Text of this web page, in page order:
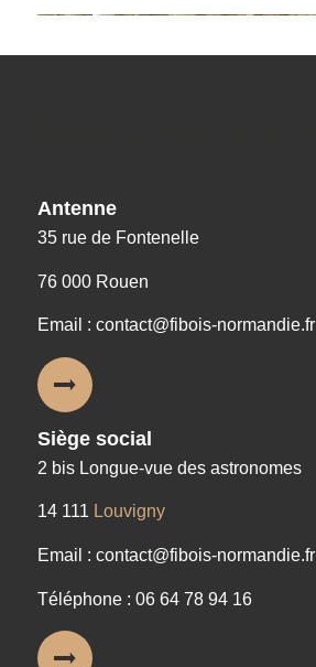
Antenne
35 rue de Fontenelle
76 000 Rouen
Email : contact@fibois-normandie.fr
Siège social
2 bis Longue-vue des astronomes
14 111 Louvigny
Email : contact@fibois-normandie.fr
Téléphone : 06 64 78 94 16